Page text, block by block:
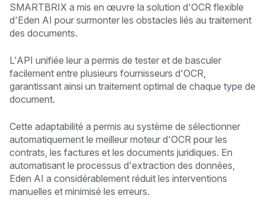
SMARTBRIX a mis en œuvre la solution d'OCR flexible
d'Eden AI pour surmonter les obstacles liés au traitement
des documents.
L'API unifiée leur a permis de tester et de basculer
facilement entre plusieurs fournisseurs d'OCR,
garantissant ainsi un traitement optimal de chaque type de
document.
Cette adaptabilité a permis au système de sélectionner
automatiquement le meilleur moteur d'OCR pour les
contrats, les factures et les documents juridiques. En
automatisant le processus d'extraction des données,
Eden AI a considérablement réduit les interventions
manuelles et minimisé les erreurs.